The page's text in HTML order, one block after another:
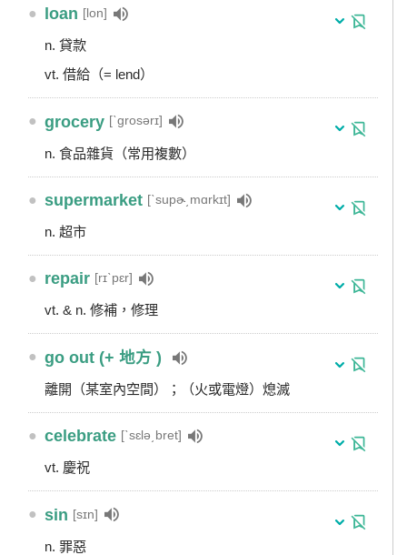
● loan [lon]
n. 貸款
vt. 借給（= lend）
● grocery [ˋgrosərɪ]
n. 食品雜貨（常用複數）
● supermarket [ˋsupɚ͵mɑrkɪt]
n. 超市
● repair [rɪˋpɛr]
vt. & n. 修補，修理
● go out (+ 地方 )
離開（某室內空間）；（火或電燈）熄滅
● celebrate [ˋsɛlə͵bret]
vt. 慶祝
● sin [sɪn]
n. 罪惡